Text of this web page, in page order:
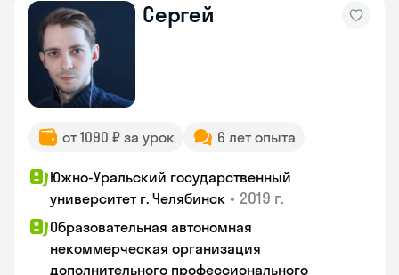
Сергей
от 1090 ₽ за урок 6 лет опыта
Южно-Уральский государственный
университет г. Челябинск • 2019 г.
Образовательная автономная
некоммерческая организация
дополнительного профессионального